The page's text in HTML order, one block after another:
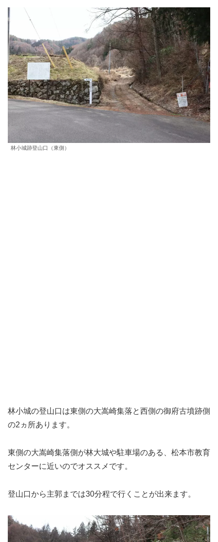
林小城跡登山口（東側）
林小城の登山口は東側の大嵩崎集落と西側の御府古墳跡側
の2ヵ所あります。
東側の大嵩崎集落側が林大城や駐車場のある、松本市教育
センターに近いのでオススメです。
登山口から主郭までは30分程で行くことが出来ます。